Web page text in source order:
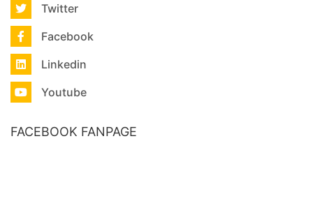
Twitter
Facebook
Linkedin
Youtube
FACEBOOK FANPAGE